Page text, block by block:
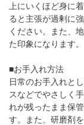
上にいくほど身に
ると主張が過剰に
ください。また、
た印象になります。
■お手入れ方法
日常のお手入れと
スなどでやさしく
れが残ったまま保
す。また、研磨剤